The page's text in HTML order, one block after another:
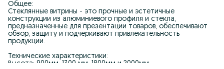
Общее:
Стеклянные витрины - это прочные и эстетичные
конструкции из алюминиевого профиля и стекла,
предназначенные для презентации товаров, обеспечивают
обзор, защиту и подчеркивают привлекательность
продукции.
Технические характеристики:
Высота: 900мм, 1300 мм, 1800мм и 2000мм